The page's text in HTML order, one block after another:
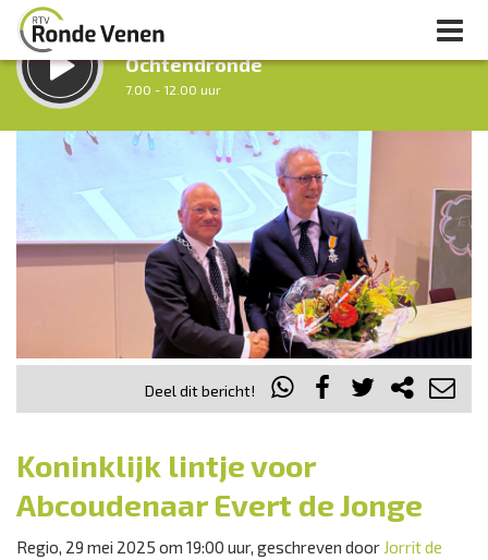
LUISTER LIVE:
Ochtendronde
7.00 - 12.00 uur
STRAKS:
Tussen Twaalf en Twee
12.00 - 14.00 uur
uur 1 van 0 Volgend uur
Deel dit bericht!
Koninklijk lintje voor
Abcoudenaar Evert de Jonge
Regio, 29 mei 2025 om 19:00 uur, geschreven door Jorrit de